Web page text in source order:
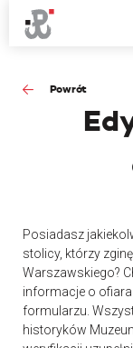
Powrót
Posiadasz
stolicy, którzy
Warszawskiego?
informacje o
formularzu.
historyków